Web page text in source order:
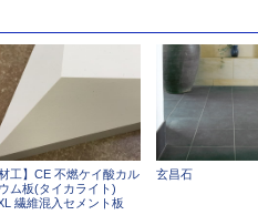
材工】CE 不燃ケイ酸カル
ム板(タイカライト)
繊維混入セメント板
玄昌石